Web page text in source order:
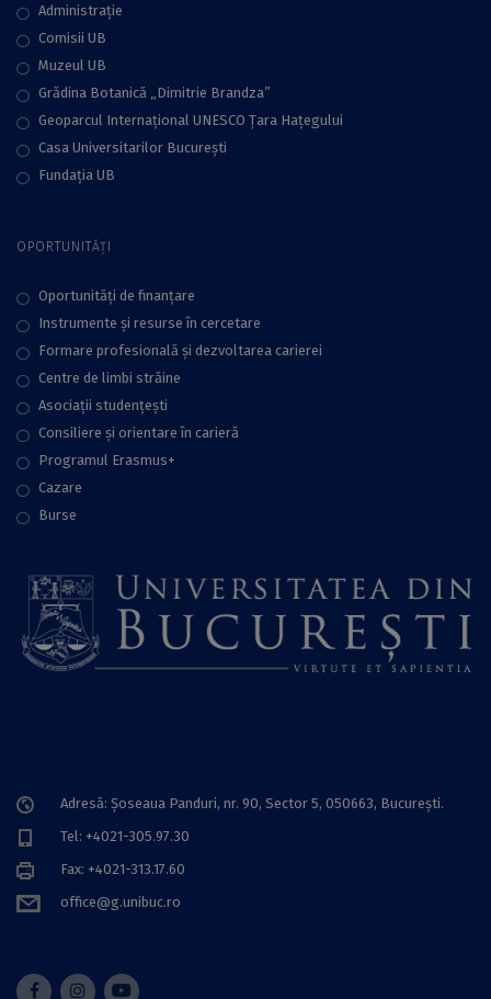
Administraţie
Comisii UB
Muzeul UB
Grădina Botanică „Dimitrie Brandza”
Geoparcul Internațional UNESCO Țara Hațegului
Casa Universitarilor București
Fundaţia UB
OPORTUNITĂȚI
Oportunități de finanțare
Instrumente și resurse în cercetare
Formare profesională și dezvoltarea carierei
Centre de limbi străine
Asociații studențești
Consiliere şi orientare în carieră
Programul Erasmus+
Cazare
Burse
Adresă: Șoseaua Panduri, nr. 90, Sector 5, 050663, Bucureşti.
Tel: +4021-305.97.30
Fax: +4021-313.17.60
office@g.unibuc.ro